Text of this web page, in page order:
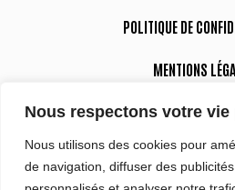
Nous respectons votre vie
Nous utilisons des cookies pour
de navigation, diffuser des
POLITIQUE DE
MENTIONS
DÉCLARATION
Suivez-